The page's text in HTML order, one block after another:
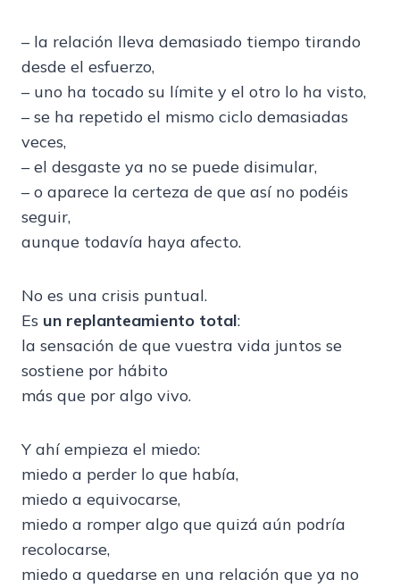
– la relación lleva demasiado tiempo tirando
desde el esfuerzo,
– uno ha tocado su límite y el otro lo ha visto,
– se ha repetido el mismo ciclo demasiadas
veces,
– el desgaste ya no se puede disimular,
– o aparece la certeza de que así no podéis
seguir,
aunque todavía haya afecto.
No es una crisis puntual.
Es un replanteamiento total:
la sensación de que vuestra vida juntos se
sostiene por hábito
más que por algo vivo.
Y ahí empieza el miedo:
miedo a perder lo que había,
miedo a equivocarse,
miedo a romper algo que quizá aún podría
recolocarse,
miedo a quedarse en una relación que ya no